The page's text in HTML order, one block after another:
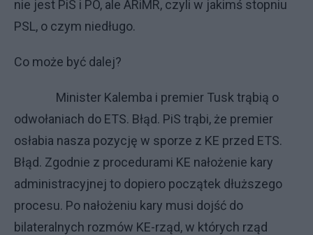
nie jest PiS i PO, ale ARiMR, czyli w jakimś stopniu
PSL, o czym niedługo.
Co może być dalej?
Minister Kalemba i premier Tusk trąbią o
odwołaniach do ETS. Błąd. PiS trąbi, że premier
osłabia nasza pozycję w sporze z KE przed ETS.
Błąd. Zgodnie z procedurami KE nałożenie kary
administracyjnej to dopiero początek dłuższego
procesu. Po nałożeniu kary musi dojść do
bilateralnych rozmów KE-rząd, w których rząd